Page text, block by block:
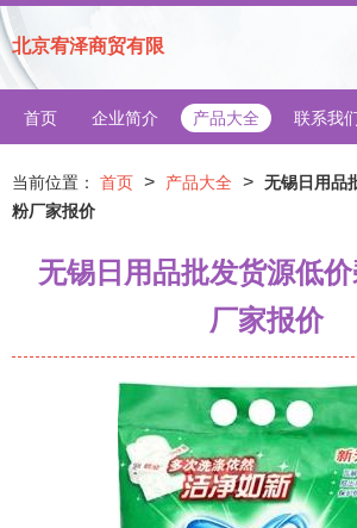
北京宥泽商贸有限
首页 企业简介 产品大全 联系我
当前位置： 首页 > 产品大全 > 无锡日用品
粉厂家报价
无锡日用品批发货源低
厂家报价